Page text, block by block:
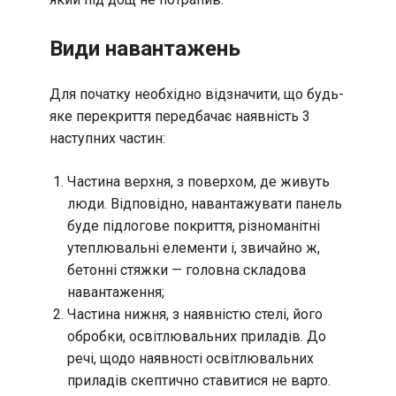
Види навантажень
Для початку необхідно відзначити, що будь-
яке перекриття передбачає наявність 3
наступних частин:
Частина верхня, з поверхом, де живуть
люди. Відповідно, навантажувати панель
буде підлогове покриття, різноманітні
утеплювальні елементи і, звичайно ж,
бетонні стяжки — головна складова
навантаження;
Частина нижня, з наявністю стелі, його
обробки, освітлювальних приладів. До
речі, щодо наявності освітлювальних
приладів скептично ставитися не варто.